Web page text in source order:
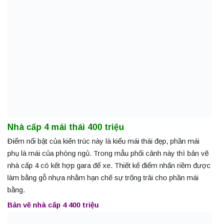
Nhà cấp 4 mái thái 400 triệu
Điểm nổi bật của kiến trúc này là kiểu mái thái đẹp, phần mái
phụ là mái của phòng ngủ. Trong mẫu phối cảnh này thì bản vẽ
nhà cấp 4 có kết hợp gara để xe. Thiết kế điểm nhấn riềm được
làm bằng gỗ nhựa nhằm hạn chế sự trống trải cho phần mái
bằng.
Bản vẽ nhà cấp 4 400 triệu